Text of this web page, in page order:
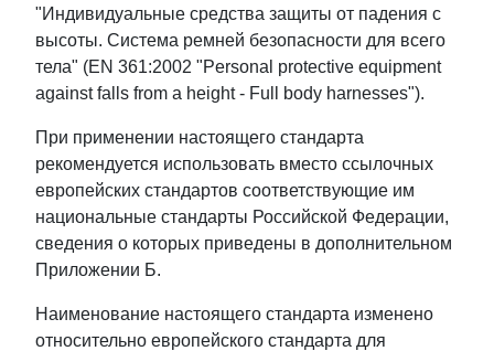
"Индивидуальные средства защиты от падения с
высоты. Система ремней безопасности для всего
тела" (EN 361:2002 "Personal protective equipment
against falls from a height - Full body harnesses").
При применении настоящего стандарта
рекомендуется использовать вместо ссылочных
европейских стандартов соответствующие им
национальные стандарты Российской Федерации,
сведения о которых приведены в дополнительном
Приложении Б.
Наименование настоящего стандарта изменено
относительно европейского стандарта для